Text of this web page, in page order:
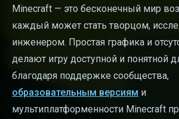
Minecraft — это бесконечный мир
каждый может стать творцом,
инженером. Простая графика и
делают игру доступной и понятной
благодаря поддержке сообщества,
образовательным версиям и
мультиплатформенности Minecraft